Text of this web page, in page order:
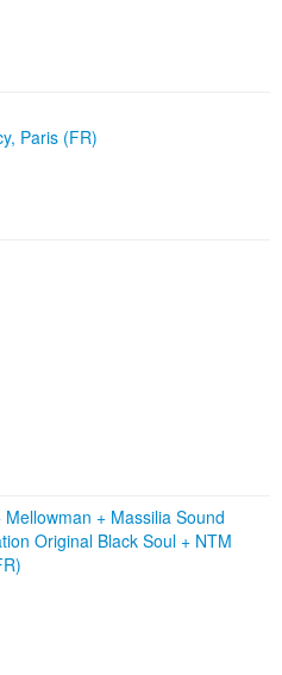
Paris (FR)
Mellowman + Massilia Sound
Original Black Soul + NTM